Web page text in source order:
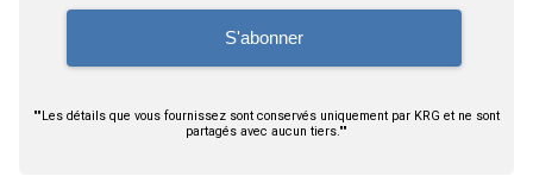
""Les détails que vous fournissez sont conservés uniquement par KRG et ne sont
partagés avec aucun tiers.""